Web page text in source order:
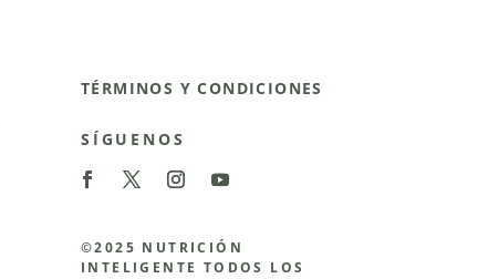
TÉRMINOS Y CONDICIONES
SÍGUENOS
©2025 NUTRICIÓN
INTELIGENTE TODOS LOS